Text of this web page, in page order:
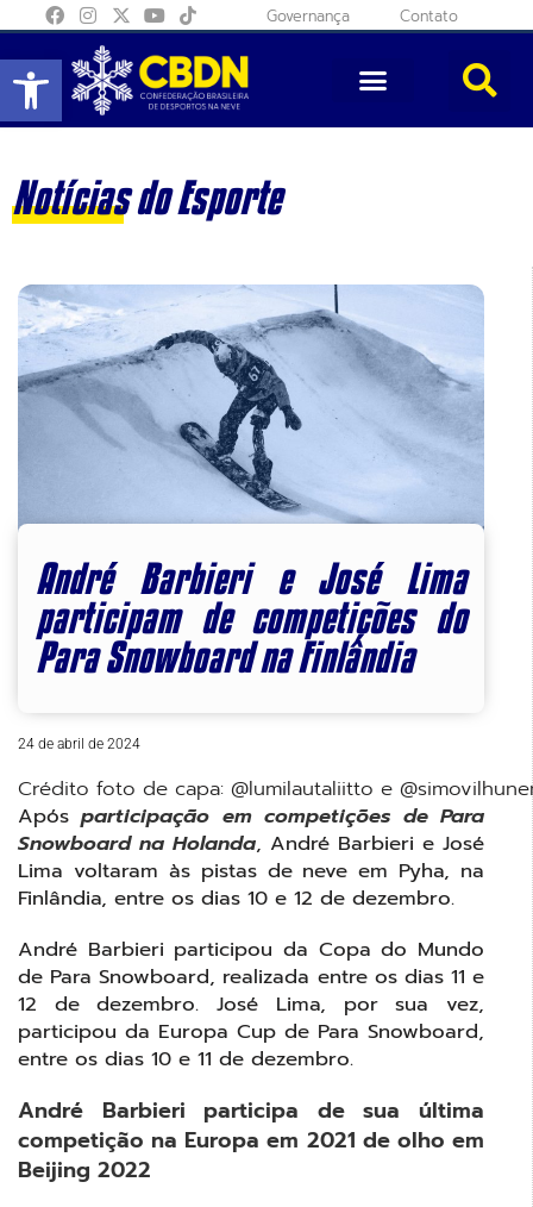
Abrir a barra de ferramentas
Governança Contato
Notícias do Esporte
André Barbieri e José Lima
participam de competições do
Para Snowboard na Finlândia
24 de abril de 2024
Crédito foto de capa: @lumilautaliitto e
Após participação em competições de Para
Snowboard na Holanda, André Barbieri e José
Lima voltaram às pistas de neve em Pyha, na
Finlândia, entre os dias 10 e 12 de dezembro.
André Barbieri participou da Copa do Mundo
de Para Snowboard, realizada entre os dias 11 e
12 de dezembro. José Lima, por sua vez,
participou da Europa Cup de Para Snowboard,
entre os dias 10 e 11 de dezembro.
André Barbieri participa de sua última
competição na Europa em 2021 de olho em
Beijing 2022